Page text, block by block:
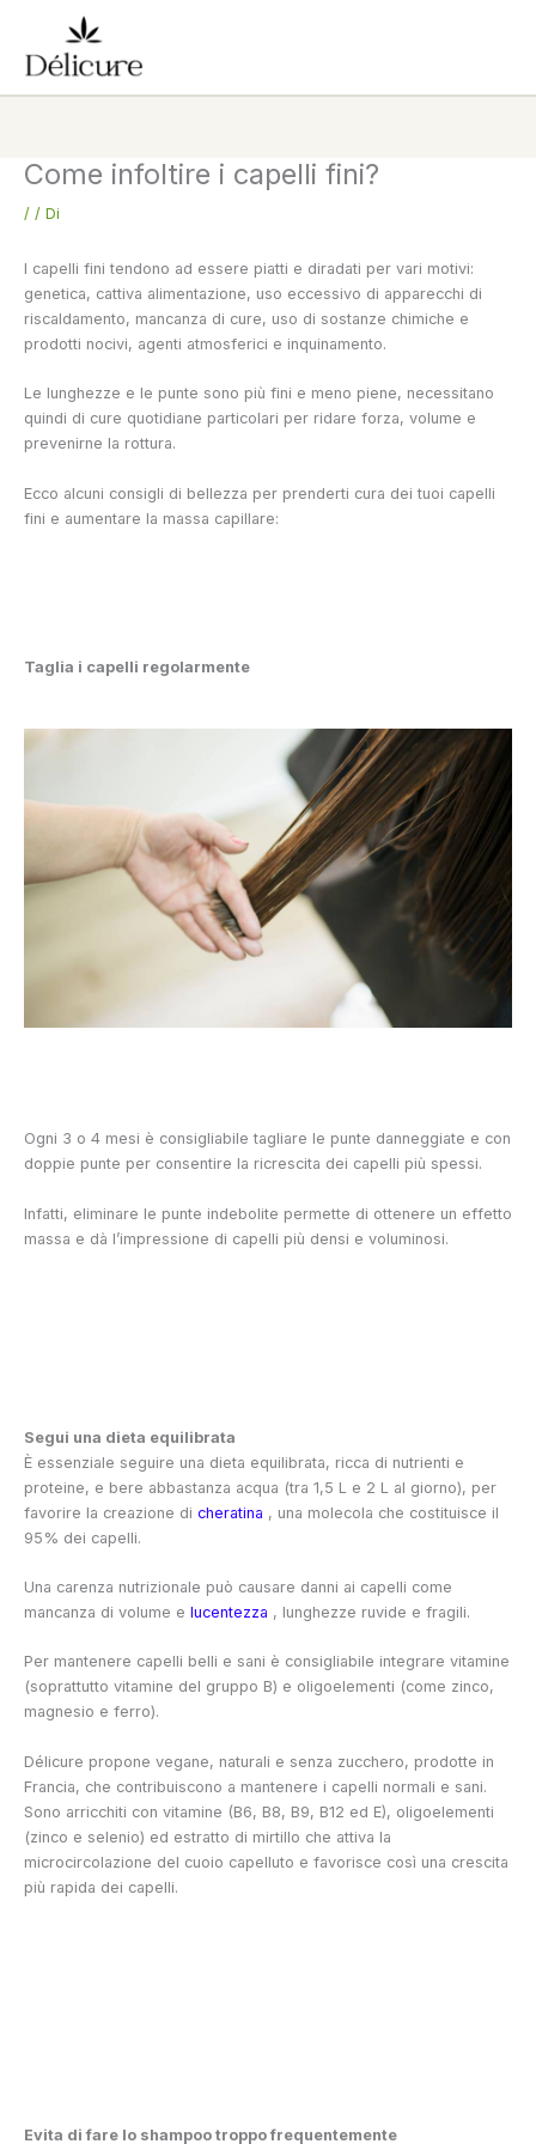
contenuto
Come infoltire i capelli fini?
/ / Di
I capelli fini tendono ad essere piatti e diradati per vari motivi:
genetica, cattiva alimentazione, uso eccessivo di apparecchi di
riscaldamento, mancanza di cure, uso di sostanze chimiche e
prodotti nocivi, agenti atmosferici e inquinamento.
Le lunghezze e le punte sono più fini e meno piene, necessitano
quindi di cure quotidiane particolari per ridare forza, volume e
prevenirne la rottura.
Ecco alcuni consigli di bellezza per prenderti cura dei tuoi capelli
fini e aumentare la massa capillare:
Taglia i capelli regolarmente
Ogni 3 o 4 mesi è consigliabile tagliare le punte danneggiate e con
doppie punte per consentire la ricrescita dei capelli più spessi.
Infatti, eliminare le punte indebolite permette di ottenere un effetto
massa e dà l’impressione di capelli più densi e voluminosi.
Segui una dieta equilibrata
È essenziale seguire una dieta equilibrata, ricca di nutrienti e
proteine, e bere abbastanza acqua (tra 1,5 L e 2 L al giorno), per
favorire la creazione di cheratina , una molecola che costituisce il
95% dei capelli.
Una carenza nutrizionale può causare danni ai capelli come
mancanza di volume e lucentezza , lunghezze ruvide e fragili.
Per mantenere capelli belli e sani è consigliabile integrare vitamine
(soprattutto vitamine del gruppo B) e oligoelementi (come zinco,
magnesio e ferro).
Délicure propone vegane, naturali e senza zucchero, prodotte in
Francia, che contribuiscono a mantenere i capelli normali e sani.
Sono arricchiti con vitamine (B6, B8, B9, B12 ed E), oligoelementi
(zinco e selenio) ed estratto di mirtillo che attiva la
microcircolazione del cuoio capelluto e favorisce così una crescita
più rapida dei capelli.
Evita di fare lo shampoo troppo frequentemente